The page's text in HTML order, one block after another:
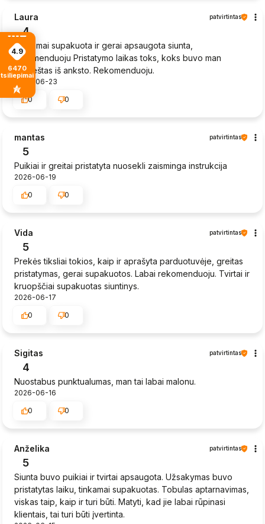
Laura patvirtintas
4
Tinkamai supakuota ir gerai apsaugota siunta,
rekomenduoju Pristatymo laikas toks, koks buvo man
praneštas iš anksto. Rekomenduoju.
2026-06-23
0
0
mantas patvirtintas
5
Puikiai ir greitai pristatyta nuosekli zaisminga instrukcija
2026-06-19
0
0
Vida patvirtintas
5
Prekės tiksliai tokios, kaip ir aprašyta parduotuvėje, greitas
pristatymas, gerai supakuotos. Labai rekomenduoju. Tvirtai ir
kruopščiai supakuotas siuntinys.
2026-06-17
0
0
Sigitas patvirtintas
4
Nuostabus punktualumas, man tai labai malonu.
2026-06-16
0
0
Anželika patvirtintas
5
Siunta buvo puikiai ir tvirtai apsaugota. Užsakymas buvo
pristatytas laiku, tinkamai supakuotas. Tobulas aptarnavimas,
viskas taip, kaip ir turi būti. Matyti, kad jie labai rūpinasi
klientais, tai turi būti įvertinta.
4.9
6470